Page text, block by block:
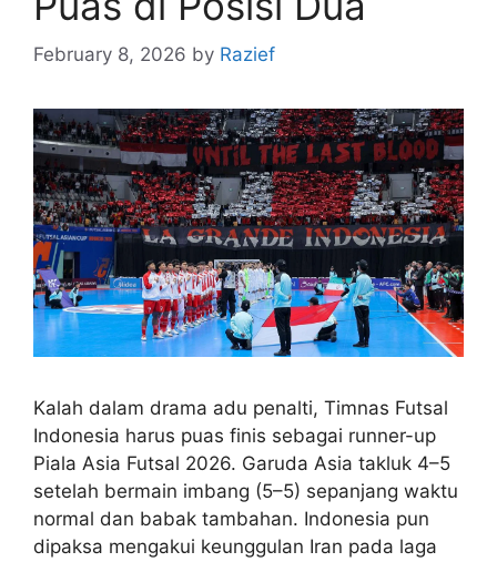
February 8, 2026 by Razief
Kalah dalam drama adu penalti, Timnas Futsal
Indonesia harus puas finis sebagai runner-up
Piala Asia Futsal 2026. Garuda Asia takluk 4–5
setelah bermain imbang (5–5) sepanjang waktu
normal dan babak tambahan. Indonesia pun
dipaksa mengakui keunggulan Iran pada laga